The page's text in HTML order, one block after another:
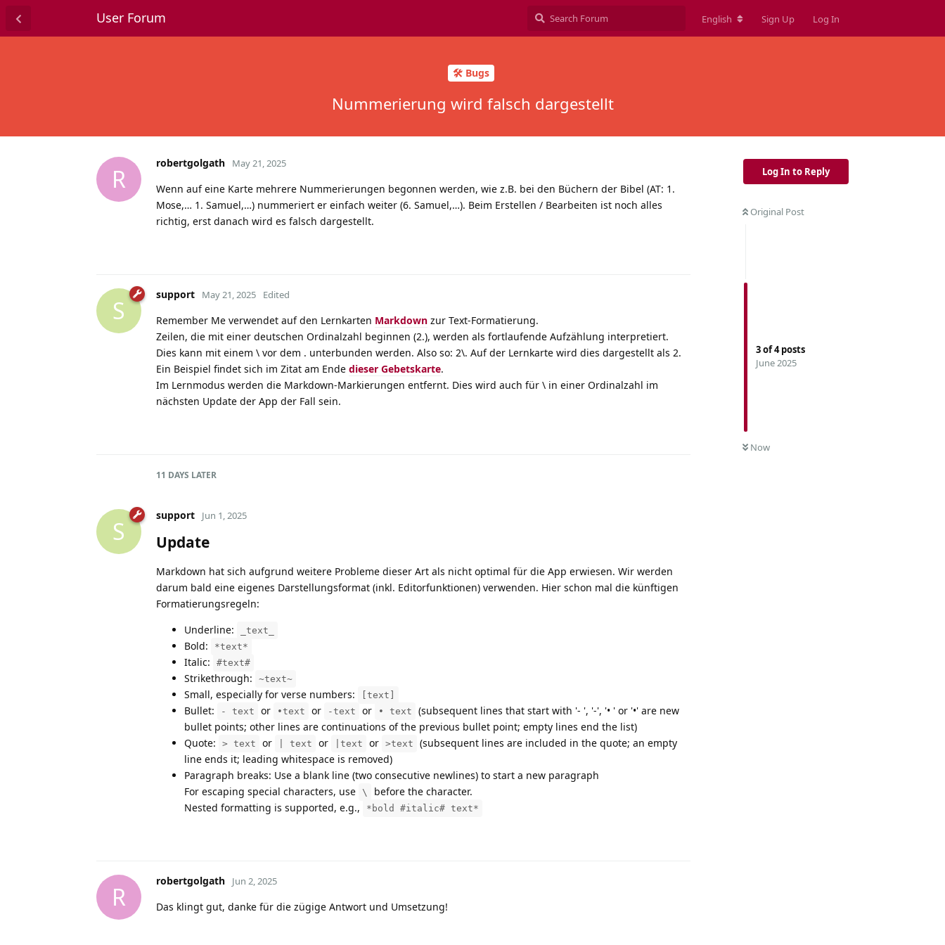
User Forum English Sign Up Log In
🛠️ Bugs
Nummerierung wird falsch dargestellt
Log In to Reply
Original Post
3of4posts
June 2025
Now
R
robertgolgath May 21, 2025
Wenn auf eine Karte mehrere Nummerierungen begonnen werden, wie z.B. bei den Büchern der Bibel (AT: 1.
Mose,… 1. Samuel,…) nummeriert er einfach weiter (6. Samuel,…). Beim Erstellen / Bearbeiten ist noch alles
richtig, erst danach wird es falsch dargestellt.
S
support May 21, 2025 Edited
Remember Me verwendet auf den Lernkarten Markdown zur Text-Formatierung.
Zeilen, die mit einer deutschen Ordinalzahl beginnen (2.), werden als fortlaufende Aufzählung interpretiert.
Dies kann mit einem \ vor dem . unterbunden werden. Also so: 2\. Auf der Lernkarte wird dies dargestellt als 2.
Ein Beispiel findet sich im Zitat am Ende dieser Gebetskarte.
Im Lernmodus werden die Markdown-Markierungen entfernt. Dies wird auch für \ in einer Ordinalzahl im
nächsten Update der App der Fall sein.
11 DAYS LATER
S
support Jun 1, 2025
Update
Markdown hat sich aufgrund weitere Probleme dieser Art als nicht optimal für die App erwiesen. Wir werden
darum bald eine eigenes Darstellungsformat (inkl. Editorfunktionen) verwenden. Hier schon mal die künftigen
Formatierungsregeln:
Underline:
_text_
Bold: *text*
Italic: #text#
Strikethrough: ~text~
Small, especially for verse numbers: [text]
Bullet: - text or •text or -text or • text
(subsequent lines that start with '- ', '-', '• ' or '•' are new
bullet points; other lines are continuations of the previous bullet point; empty lines end the list)
Quote:
> text or | text or |text or >text
(subsequent lines are included in the quote; an empty
line ends it; leading whitespace is removed)
Paragraph breaks: Use a blank line (two consecutive newlines) to start a new paragraph
For escaping special characters, use
\
before the character.
Nested formatting is supported, e.g.,
*bold #italic# text*
R
robertgolgath Jun 2, 2025
Das klingt gut, danke für die zügige Antwort und Umsetzung!